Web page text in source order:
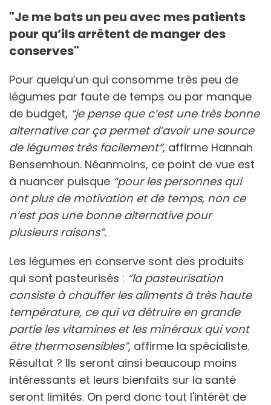
"Je me bats un peu avec mes patients
pour qu’ils arrêtent de manger des
conserves"
Pour quelqu’un qui consomme très peu de
légumes par faute de temps ou par manque
de budget, “je pense que c’est une très bonne
alternative car ça permet d’avoir une source
de légumes très facilement”, affirme Hannah
Bensemhoun. Néanmoins, ce point de vue est
à nuancer puisque “pour les personnes qui
ont plus de motivation et de temps, non ce
n’est pas une bonne alternative pour
plusieurs raisons”.
Les légumes en conserve sont des produits
qui sont pasteurisés : “la pasteurisation
consiste à chauffer les aliments à très haute
température, ce qui va détruire en grande
partie les vitamines et les minéraux qui vont
être thermosensibles”, affirme la spécialiste.
Résultat ? Ils seront ainsi beaucoup moins
intéressants et leurs bienfaits sur la santé
seront limités. On perd donc tout l'intérêt de